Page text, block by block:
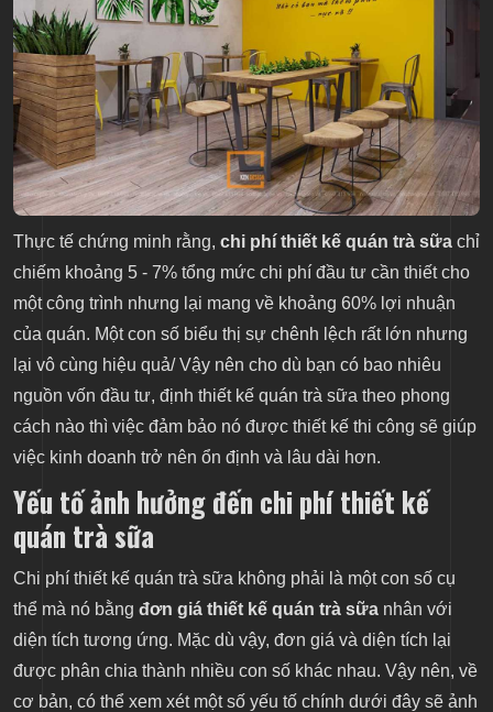
Thực tế chứng minh rằng, chi phí thiết kế quán trà sữa chỉ
chiếm khoảng 5 - 7% tổng mức chi phí đầu tư cần thiết cho
một công trình nhưng lại mang về khoảng 60% lợi nhuận
của quán. Một con số biểu thị sự chênh lệch rất lớn nhưng
lại vô cùng hiệu quả/ Vậy nên cho dù bạn có bao nhiêu
nguồn vốn đầu tư, định thiết kế quán trà sữa theo phong
cách nào thì việc đảm bảo nó được thiết kế thi công sẽ giúp
việc kinh doanh trở nên ổn định và lâu dài hơn.
Yếu tố ảnh hưởng đến chi phí thiết kế
quán trà sữa
Chi phí thiết kế quán trà sữa không phải là một con số cụ
thể mà nó bằng đơn giá thiết kế quán trà sữa nhân với
diện tích tương ứng. Mặc dù vậy, đơn giá và diện tích lại
được phân chia thành nhiều con số khác nhau. Vậy nên, về
cơ bản, có thể xem xét một số yếu tố chính dưới đây sẽ ảnh